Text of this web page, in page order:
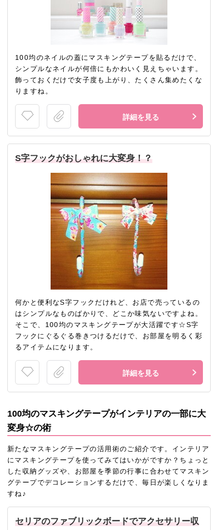
100均のネイルの蓋にマスキングテープを貼るだけで、
シンプルなネイルが何倍にもかわいく見えちゃいます。
飾っておくだけで女子度も上がり、たくさん集めたくな
りますね。
詳細を見る
S字フックがおしゃれに大変身！？
何かと便利なS字フックだけれど、お店で売っているの
はシンプルなものばかりで、どこか味気ないですよね。
そこで、100均のマスキングテープが大活躍です☆S字
フックにぐるぐる巻きつけるだけで、お部屋を明るく彩
るアイテムになります。
詳細を見る
100均のマスキングテープがインテリアの一部に大
変身☆の術
新たなマスキングテープの活用術のご紹介です。インテリア
にマスキングテープを使ってみてはいかがですか？ちょっと
した収納グッズや、お部屋を季節の行事に合わせてマスキン
グテープでデコレーションするだけで、毎日が楽しくなりま
すね♪
セリアのファブリックボードでアクセサリー収